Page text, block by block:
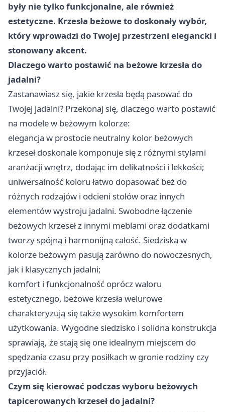
były nie tylko funkcjonalne, ale również
estetyczne. Krzesła beżowe to doskonały wybór,
który wprowadzi do Twojej przestrzeni elegancki i
stonowany akcent.
Dlaczego warto postawić na beżowe krzesła do
jadalni?
Zastanawiasz się, jakie krzesła będą pasować do
Twojej jadalni? Przekonaj się, dlaczego warto postawić
na modele w beżowym kolorze:
elegancja w prostocie neutralny kolor beżowych
krzeseł doskonale komponuje się z różnymi stylami
aranżacji wnętrz, dodając im delikatności i lekkości;
uniwersalność koloru łatwo dopasować beż do
różnych rodzajów i odcieni stołów oraz innych
elementów wystroju jadalni. Swobodne łączenie
beżowych krzeseł z innymi meblami oraz dodatkami
tworzy spójną i harmonijną całość. Siedziska w
kolorze beżowym pasują zarówno do nowoczesnych,
jak i klasycznych jadalni;
komfort i funkcjonalność oprócz waloru
estetycznego, beżowe krzesła welurowe
charakteryzują się także wysokim komfortem
użytkowania. Wygodne siedzisko i solidna konstrukcja
sprawiają, że stają się one idealnym miejscem do
spędzania czasu przy posiłkach w gronie rodziny czy
przyjaciół.
Czym się kierować podczas wyboru beżowych
tapicerowanych krzeseł do jadalni?